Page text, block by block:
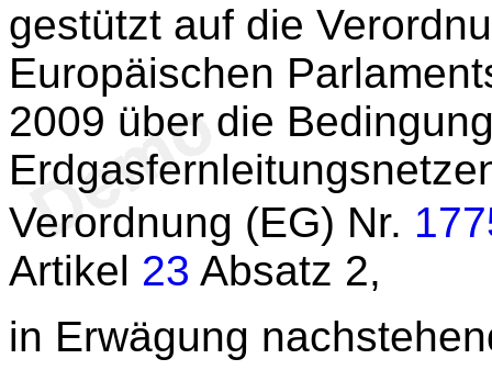
gestützt auf die
Europäischen
2009 über die
Verordnung (EG) Nr.
Artikel 23 Absatz 2,
in Erwägung